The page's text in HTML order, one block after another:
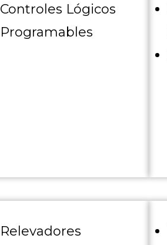
Controles Lógicos
Programables
Relevadores